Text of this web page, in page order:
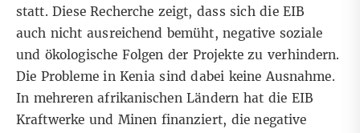
statt. Diese Recherche zeigt, dass sich die EIB
auch nicht ausreichend bemüht, negative soziale
und ökologische Folgen der Projekte zu verhindern.
Die Probleme in Kenia sind dabei keine Ausnahme.
In mehreren afrikanischen Ländern hat die EIB
Kraftwerke und Minen finanziert, die negative